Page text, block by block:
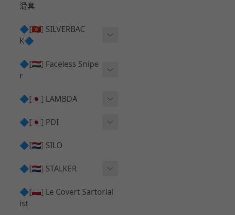
Krytac
KWA
Tokyo Marui
PROWIN
MAXX
SILVERBACK SRS
Action Army AAP01 系列
UMAREX VFC 系列
KWA⧸KSC系列
滑套
🔷[🇭🇰] SILVERBAC
K🔷
SRS ⧸ HTI 🟦 主體 ⧸ 彈匣
✅ 碳纖管 ⧸ 彈簧
TAC-41 👁️‍🗨️ 外觀 ⧸ 色彩
MDR-X 🟦 主體 ⧸ 彈匣
✅ 通用 ⧸ 精品
MDR-X 🔄 原廠 ⧸ 零件
🔷[🇭🇺] Faceless Snipe
r
Mk23 ⧸ SSX23
SRS ⧸ HTI ⧸ TAC-41
🔷[🇯🇵] LAMBDA
Lambda 05 GBB 精密內管
Lambda 03 AEG 精密內管
Lambda 05 AEG 精密內管
🔷[🇯🇵] PDI
01 精密內管
05 精密內管
08 精密內管
🔷[🇳🇱] SILO
🔷[🇳🇱] STALKER
Action Army AAP01 升級
套件
🔷[🇵🇱] Le Covert Sartorial
ist